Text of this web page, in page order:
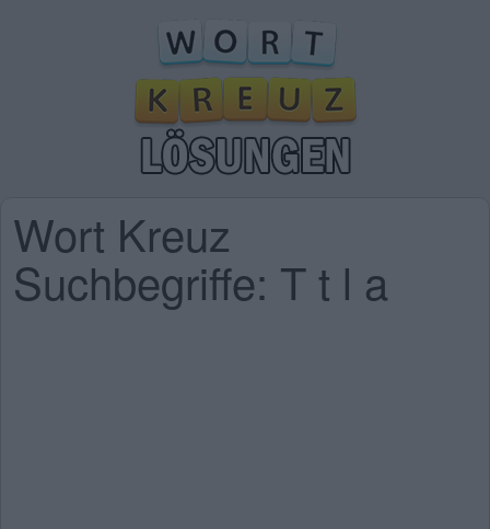
Wort Kreuz
Suchbegriffe: T t l a